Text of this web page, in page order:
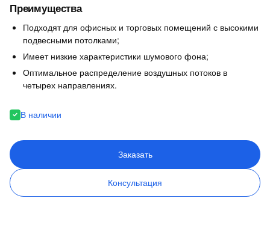
Преимущества
Подходят для офисных и торговых помещений с высокими
подвесными потолками;
Имеет низкие характеристики шумового фона;
Оптимальное распределение воздушных потоков в
четырех направлениях.
В наличии
Заказать
Консультация